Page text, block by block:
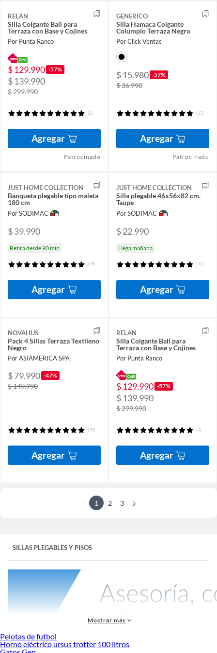
RELAN
Silla Colgante Bali para
Terraza con Base y Cojines
Por Punta Ranco
$ 129.990 -57%
$ 139.990
$ 299.990
(1)
Agregar
Patrocinado
GENERICO
Silla Hamaca Colgante
Columpio Terraza Negro
Por Click Ventas
$ 15.980 -57%
$ 36.990
(13)
Agregar
Patrocinado
JUST HOME COLLECTION
Banqueta plegable tipo maleta
180 cm
Por SODIMAC
$ 39.990
Retira desde 90 min
(69)
Agregar
JUST HOME COLLECTION
Silla plegable 46x56x82 cm.
Taupe
Por SODIMAC
$ 22.990
Llega mañana
(52)
Agregar
NOVAHUS
Pack 4 Sillas Terraza Textileno
Negro
Por ASIAMERICA SPA
$ 79.990 -47%
$ 149.990
(30)
Agregar
RELAN
Silla Colgante Bali para
Terraza con Base y Cojines
Por Punta Ranco
$ 129.990 -57%
$ 139.990
$ 299.990
(1)
Agregar
1 2 3
SILLAS PLEGABLES Y PISOS
Mostrar más
Pelotas de futbol
Horno eléctrico ursus trotter 100 litros